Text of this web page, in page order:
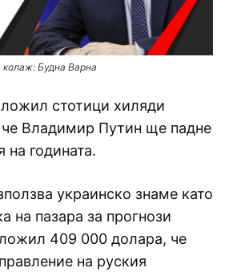
колаж: Будна Варна
стотици хиляди
че Владимир Путин ще падне
на годината.
украинско знаме като
на пазара за прогнози
409 000 долара, че
на руския